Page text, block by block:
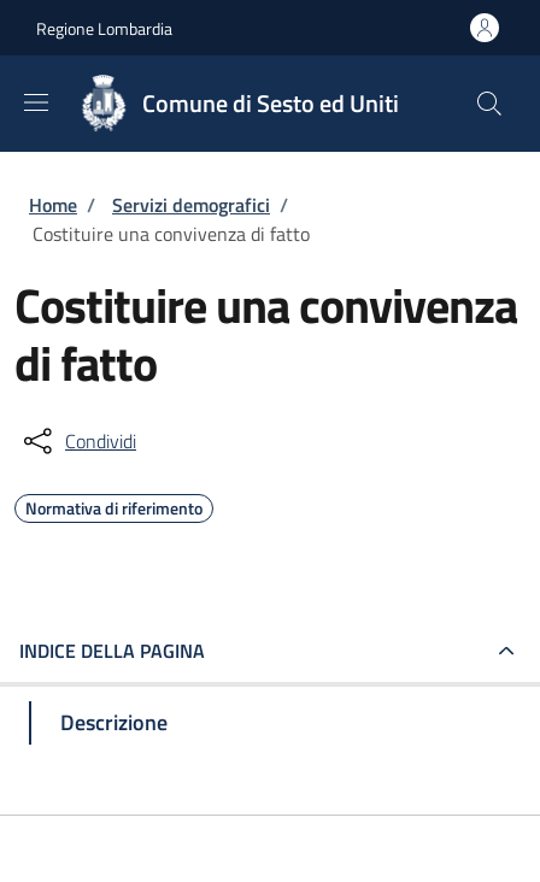
Regione Lombardia
Comune di Sesto ed Uniti
Briciole di pane
Home / Servizi demografici /
Costituire una convivenza di fatto
Costituire una convivenza
di fatto
Condividi
Normativa di riferimento
INDICE DELLA PAGINA
Descrizione